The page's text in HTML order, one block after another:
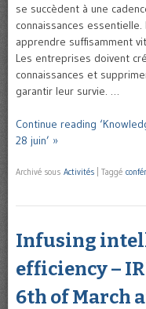
se succèdent à une
connaissances
apprendre suffisamment
Les entreprises doivent
connaissances et
garantir leur survie. …
Continue reading
28 juin’ »
Archivé sous Activités Taggé
Infusing
efficiency –
6th of March